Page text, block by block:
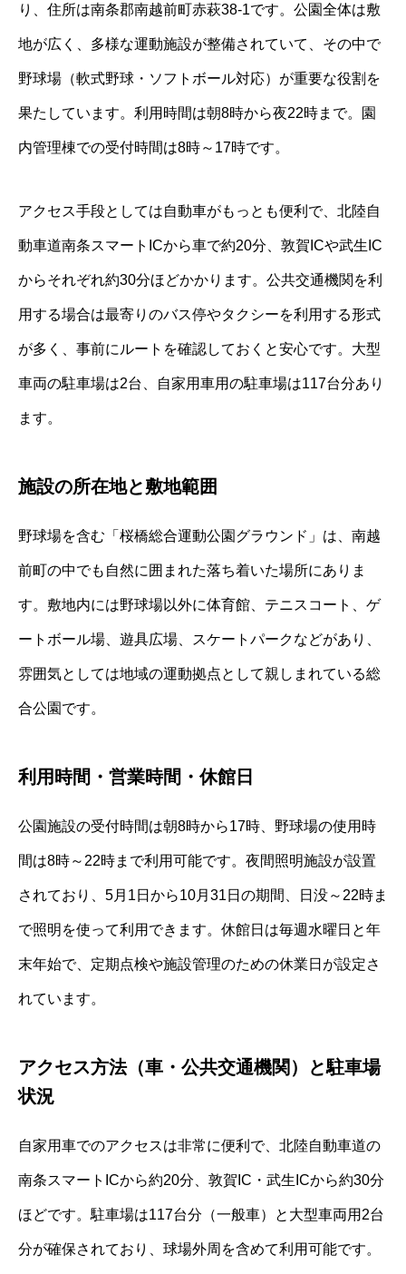
り、住所は南条郡南越前町赤萩38‐1です。公園全体は敷
地が広く、多様な運動施設が整備されていて、その中で
野球場（軟式野球・ソフトボール対応）が重要な役割を
果たしています。利用時間は朝8時から夜22時まで。園
内管理棟での受付時間は8時～17時です。
アクセス手段としては自動車がもっとも便利で、北陸自
動車道南条スマートICから車で約20分、敦賀ICや武生IC
からそれぞれ約30分ほどかかります。公共交通機関を利
用する場合は最寄りのバス停やタクシーを利用する形式
が多く、事前にルートを確認しておくと安心です。大型
車両の駐車場は2台、自家用車用の駐車場は117台分あり
ます。
施設の所在地と敷地範囲
野球場を含む「桜橋総合運動公園グラウンド」は、南越
前町の中でも自然に囲まれた落ち着いた場所にありま
す。敷地内には野球場以外に体育館、テニスコート、ゲ
ートボール場、遊具広場、スケートパークなどがあり、
雰囲気としては地域の運動拠点として親しまれている総
合公園です。
利用時間・営業時間・休館日
公園施設の受付時間は朝8時から17時、野球場の使用時
間は8時～22時まで利用可能です。夜間照明施設が設置
されており、5月1日から10月31日の期間、日没～22時ま
で照明を使って利用できます。休館日は毎週水曜日と年
末年始で、定期点検や施設管理のための休業日が設定さ
れています。
アクセス方法（車・公共交通機関）と駐車場
状況
自家用車でのアクセスは非常に便利で、北陸自動車道の
南条スマートICから約20分、敦賀IC・武生ICから約30分
ほどです。駐車場は117台分（一般車）と大型車両用2台
分が確保されており、球場外周を含めて利用可能です。